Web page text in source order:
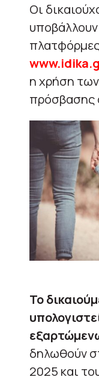
Οι
η χρήση
πρόσβασης
Το
δηλωθούν
2025 και